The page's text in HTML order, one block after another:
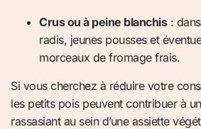
Crus ou à peine blanchis:
radis, jeunes pousses et
morceaux de fromage frais.
Si vous cherchez à réduire votre
les petits pois peuvent contribuer à
rassasiant au sein d’une assiette